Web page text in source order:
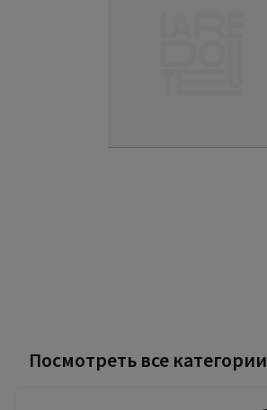
Посмотреть все категории